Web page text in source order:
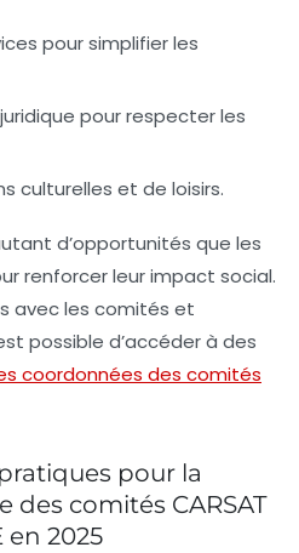
pour simplifier les
pour respecter les
culturelles et de loisirs.
d’opportunités que les
renforcer leur impact social.
avec les comités et
possible d’accéder à des
coordonnées des comités
pour la
comités CARSAT
en 2025